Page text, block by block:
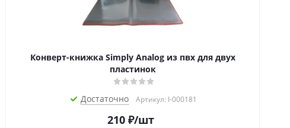
Конверт-книжка Simply Analog из пвх для двух
пластинок
Достаточно Артикул: I-000181
210 ₽/шт